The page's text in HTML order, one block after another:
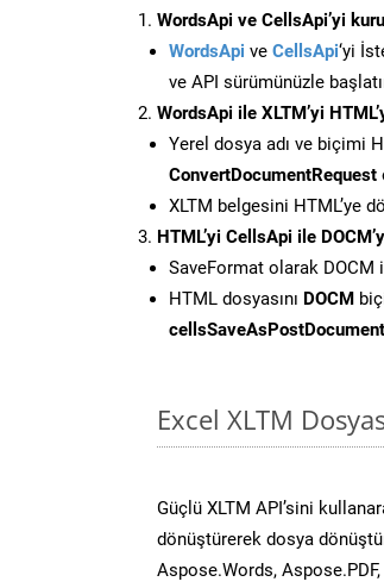
WordsApi ve CellsApi’yi
WordsApi ve CellsApi‘yi
ve API sürümünüzle
WordsApi ile XLTM’yi
Yerel dosya adı ve biçimi
ConvertDocumentRequest
XLTM belgesini HTML’ye
HTML’yi CellsApi ile
SaveFormat olarak DOCM
HTML dosyasını DOCM
Excel XLTM
Güçlü XLTM API’sini
dönüştürerek dosya
Aspose.Words,